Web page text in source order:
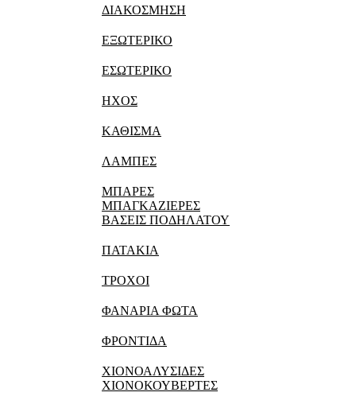
ΔΙΑΚΟΣΜΗΣΗ
ΕΞΩΤΕΡΙΚΟ
ΕΣΩΤΕΡΙΚΟ
ΗΧΟΣ
ΚΑΘΙΣΜΑ
ΛΑΜΠΕΣ
ΜΠΑΡΕΣ
ΜΠΑΓΚΑΖΙΕΡΕΣ
ΒΑΣΕΙΣ ΠΟΔΗΛΑΤΟΥ
ΠΑΤΑΚΙΑ
ΤΡΟΧΟΙ
ΦΑΝΑΡΙΑ ΦΩΤΑ
ΦΡΟΝΤΙΔΑ
ΧΙΟΝΟΑΛΥΣΙΔΕΣ
ΧΙΟΝΟΚΟΥΒΕΡΤΕΣ